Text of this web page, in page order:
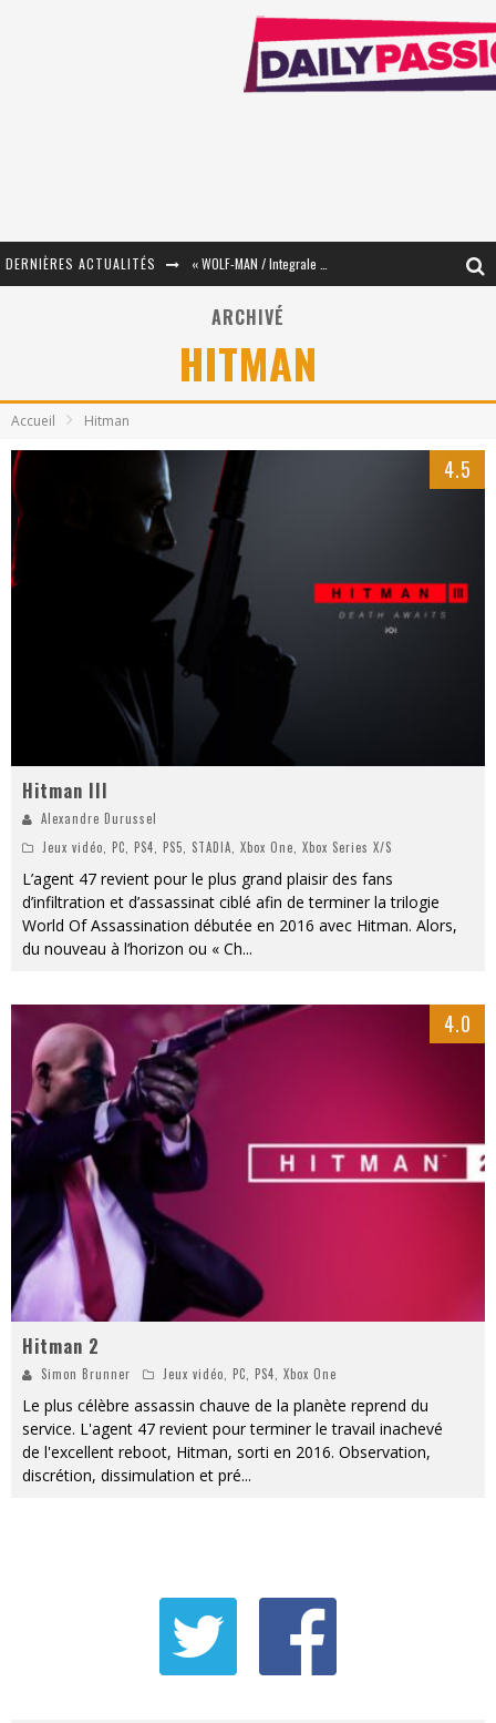
DERNIÈRES ACTUALITÉS
« Le Béton et le Bambou / Propositions pour Mayotte et le Monde. » - Améliorations !
ARCHIVÉ
HITMAN
Accueil Hitman
4.5
Hitman III
Alexandre Durussel
Jeux vidéo, PC, PS4, PS5, STADIA, Xbox One, Xbox Series X/S
L’agent 47 revient pour le plus grand plaisir des fans
d’infiltration et d’assassinat ciblé afin de terminer la trilogie
World Of Assassination débutée en 2016 avec Hitman. Alors,
du nouveau à l’horizon ou « Ch...
4.0
Hitman 2
Simon Brunner Jeux vidéo PC PS4 Xbox One
Le plus célèbre assassin chauve de la planète reprend du
service. L'agent 47 revient pour terminer le travail inachevé
de l'excellent reboot, Hitman, sorti en 2016. Observation,
discrétion, dissimulation et pré...